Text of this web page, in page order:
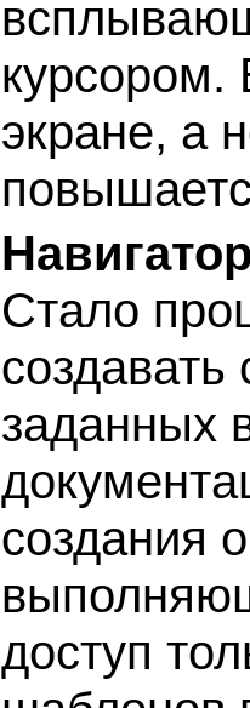
курсором.
экране, а
Стало
заданных
создания
доступ